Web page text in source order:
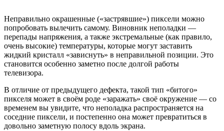
Неправильно окрашенные («застрявшие») пиксели можно
попробовать вылечить самому. Виновник неполадки —
перепады напряжения, а также экстремальные (как правило,
очень высокие) температуры, которые могут заставить
жидкий кристалл «зависнуть» в неправильной позиции. Это
становится особенно заметно после долгой работы
телевизора.
В отличие от предыдущего дефекта, такой тип «битого»
пикселя может в своём роде «заражать» своё окружение — со
временем вы увидите, что неполадка распространяется на
соседние пиксели, и постепенно она может превратиться в
довольно заметную полосу вдоль экрана.